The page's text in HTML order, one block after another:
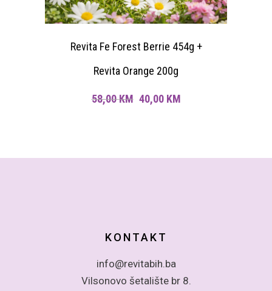
Revita Fe Forest Berrie 454g +
Revita Orange 200g
58,00KM Original
40,00 KMCurrent
KONTAKT
info@revitabih.ba
Vilsonovo šetalište br 8.